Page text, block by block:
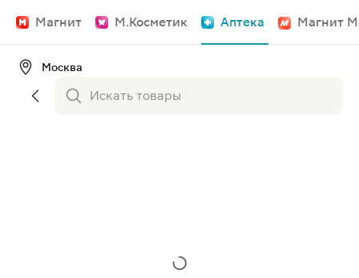
Магнит М.Косметик Аптека Магнит
Москва